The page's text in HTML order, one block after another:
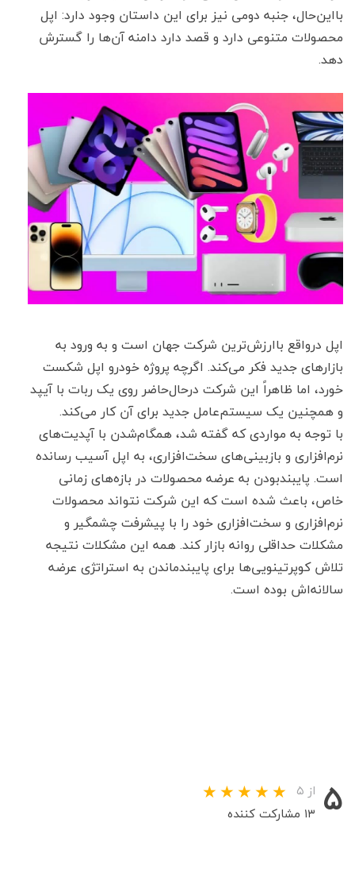
با‌این‌حال، جنبه دومی نیز برای این داستان وجود دارد: اپل
محصولات متنوعی دارد و قصد دارد دامنه آن‌ها را گسترش
دهد.
اپل درواقع باارزش‌ترین شرکت‌ جهان است و به ورود به
بازارهای جدید فکر می‌کند. اگرچه پروژه خودرو اپل شکست
خورد، اما ظاهراً این شرکت درحال‌حاضر روی یک ربات با آیپد
و همچنین یک سیستم‌عامل جدید برای آن کار می‌کند.
با توجه به مواردی که گفته شد، همگام‌شدن با آپدیت‌های
نرم‌افزاری و بازبینی‌های سخت‌افزاری، به اپل آسیب رسانده
است. پایبندبودن به عرضه محصولات در بازه‌های زمانی
خاص، باعث شده است که این شرکت نتواند محصولات
نرم‌افزاری و سخت‌افزاری خود را با پیشرفت چشمگیر و
مشکلات حداقلی روانه بازار کند. همه این مشکلات نتیجه
تلاش کوپرتینویی‌ها برای پایبندماندن به استراتژی عرضه
سالانه‌اش بوده است.
۵ از ۵
۱۳ مشارکت کننده